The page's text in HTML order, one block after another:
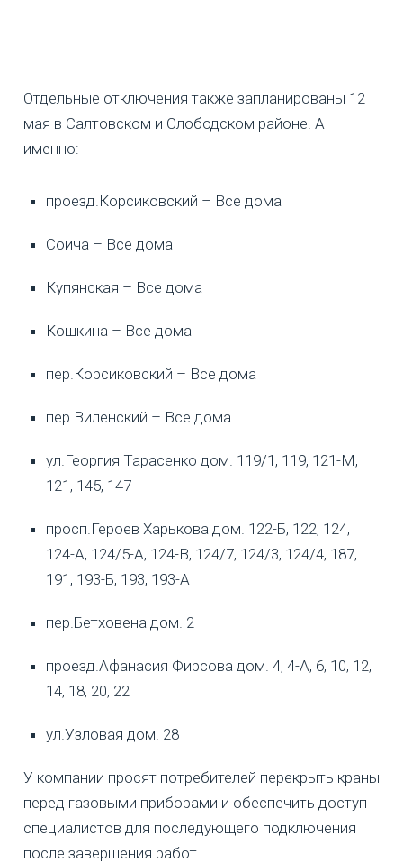
Отдельные отключения также запланированы 12
мая в Салтовском и Слободском районе. А
именно:
проезд.Корсиковский – Все дома
Соича – Все дома
Купянская – Все дома
Кошкина – Все дома
пер.Корсиковский – Все дома
пер.Виленский – Все дома
ул.Георгия Тарасенко дом. 119/1, 119, 121-М,
121, 145, 147
просп.Героев Харькова дом. 122-Б, 122, 124,
124-А, 124/5-А, 124-В, 124/7, 124/3, 124/4, 187,
191, 193-Б, 193, 193-А
пер.Бетховена дом. 2
проезд.Афанасия Фирсова дом. 4, 4-А, 6, 10, 12,
14, 18, 20, 22
ул.Узловая дом. 28
У компании просят потребителей перекрыть краны
перед газовыми приборами и обеспечить доступ
специалистов для последующего подключения
после завершения работ.